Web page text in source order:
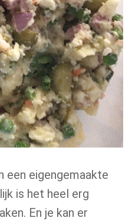
een eigengemaakte
is het heel erg
En je kan er